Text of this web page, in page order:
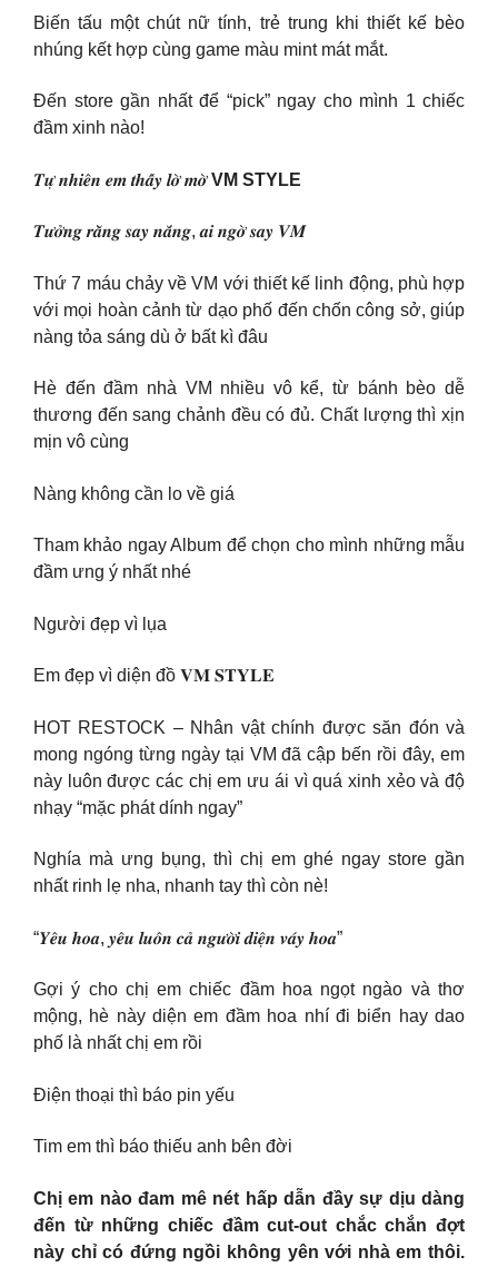
Biến tấu một chút nữ tính, trẻ trung khi thiết kế bèo
nhúng kết hợp cùng game màu mint mát mắt.
Đến store gần nhất để “pick” ngay cho mình 1 chiếc
đầm xinh nào!
𝑻𝒖̛̣ 𝒏𝒉𝒊𝒆̂𝒏 𝒆𝒎 𝒕𝒉𝒂̂́𝒚 𝒍𝒐̛̀ 𝒎𝒐̛̀VM STYLE
𝑻𝒖̛𝒐̛̉𝒏𝒈 𝒓𝒂̆̀𝒏𝒈 𝒔𝒂𝒚 𝒏𝒂̆́𝒏𝒈, 𝒂𝒊 𝒏𝒈𝒐̛̀ 𝒔𝒂𝒚 𝑽𝑴
Thứ 7 máu chảy về VM với thiết kế linh động, phù hợp
với mọi hoàn cảnh từ dạo phố đến chốn công sở, giúp
nàng tỏa sáng dù ở bất kì đâu
Hè đến đầm nhà VM nhiều vô kể, từ bánh bèo dễ
thương đến sang chảnh đều có đủ. Chất lượng thì xịn
mịn vô cùng
Nàng không cần lo về giá
Tham khảo ngay Album để chọn cho mình những mẫu
đầm ưng ý nhất nhé
Người đẹp vì lụa
Em đẹp vì diện đồ 𝐕𝐌 𝐒𝐓𝐘𝐋𝐄
HOT RESTOCK – Nhân vật chính được săn đón và
mong ngóng từng ngày tại VM đã cập bến rồi đây, em
này luôn được các chị em ưu ái vì quá xinh xẻo và độ
nhạy “mặc phát dính ngay”
Nghía mà ưng bụng, thì chị em ghé ngay store gần
nhất rinh lẹ nha, nhanh tay thì còn nè!
“𝒀𝒆̂𝒖 𝒉𝒐𝒂, 𝒚𝒆̂𝒖 𝒍𝒖𝒐̂𝒏 𝒄𝒂̉ 𝒏𝒈𝒖̛𝒐̛̀𝒊 𝒅𝒊𝒆̣̂𝒏 𝒗𝒂́𝒚 𝒉𝒐𝒂”
Gợi ý cho chị em chiếc đầm hoa ngọt ngào và thơ
mộng, hè này diện em đầm hoa nhí đi biển hay dao
phố là nhất chị em rồi
Điện thoại thì báo pin yếu
Tim em thì báo thiếu anh bên đời
Chị em nào đam mê nét hấp dẫn đầy sự dịu dàng
đến từ những chiếc đầm cut-out chắc chắn đợt
này chỉ có đứng ngồi không yên với nhà em thôi.